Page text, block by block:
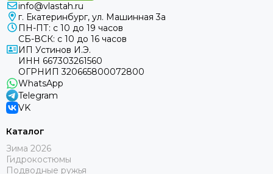
info@vlastah.ru
г. Екатеринбург, ул. Машинная 3а
ПН-ПТ: с 10 до 19 часов
СБ-ВСК: с 10 до 16 часов
ИП Устинов И.Э.
ИНН 667303261560
ОГРНИП 320665800072800
WhatsApp
Telegram
VK
Каталог
Зима 2026
Гидрокостюмы
Подводные ружья